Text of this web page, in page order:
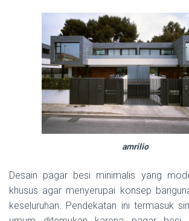
amrilio
Desain pagar besi minimalis yang
khusus agar menyerupai konsep
keseluruhan. Pendekatan ini termasuk